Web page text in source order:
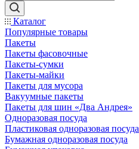
Каталог
Популярные товары
Пакеты
Пакеты фасовочные
Пакеты-сумки
Пакеты-майки
Пакеты для мусора
Вакуумные пакеты
Пакеты для шин «Два Андрея»
Одноразовая посуда
Пластиковая одноразовая посуда
Бумажная одноразовая посуда